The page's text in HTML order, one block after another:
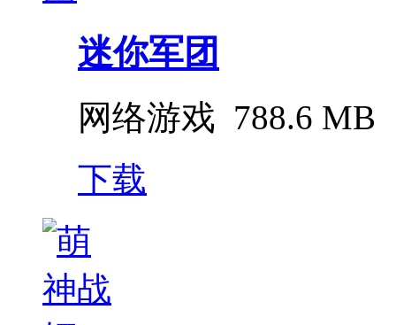
迷你军团
网络游戏 788.6 MB
下载